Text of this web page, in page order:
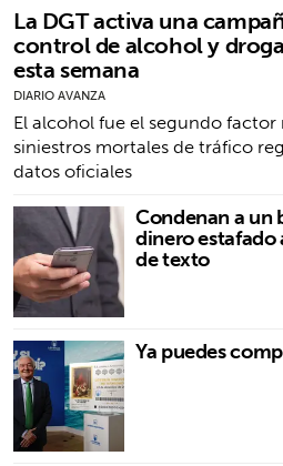
La DGT activa una
control de alcohol y
esta semana
DIARIO AVANZA
El alcohol fue el segundo
siniestros mortales de tráfico
datos oficiales
Condenan a un
dinero estafado
de texto
Ya puedes